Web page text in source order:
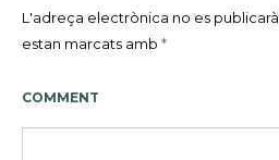
L'adreça electrònica no es publicarà.
estan marcats amb *
COMMENT